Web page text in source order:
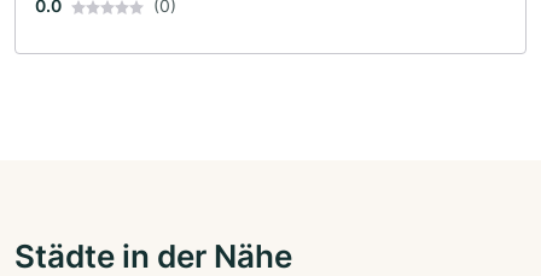
0.0 (0)
Städte in der Nähe